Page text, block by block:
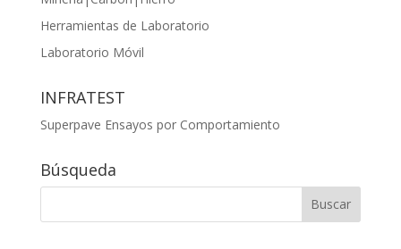
Herramientas de Laboratorio
Laboratorio Móvil
INFRATEST
Superpave Ensayos por Comportamiento
Búsqueda